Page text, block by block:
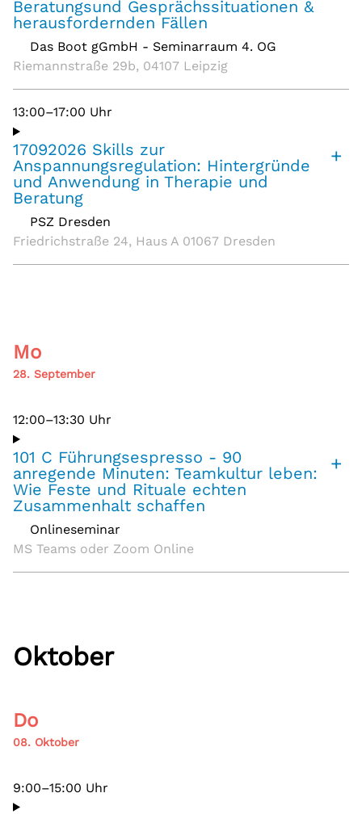
Beratungsund Gesprächssituationen &
herausfordernden Fällen
Das Boot gGmbH - Seminarraum 4. OG
Riemannstraße 29b, 04107 Leipzig
13:00–17:00 Uhr
17092026 Skills zur
Anspannungsregulation: Hintergründe
und Anwendung in Therapie und
Beratung
PSZ Dresden
Friedrichstraße 24, Haus A 01067 Dresden
+
Mo
28. September
12:00–13:30 Uhr
101 C Führungsespresso - 90
anregende Minuten: Teamkultur leben:
Wie Feste und Rituale echten
Zusammenhalt schaffen
Onlineseminar
MS Teams oder Zoom Online
+
Oktober
Do
08. Oktober
9:00–15:00 Uhr